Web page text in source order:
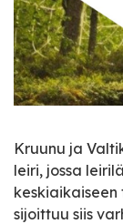
Kruunu ja
leiri, jossa
sijoittuu siis